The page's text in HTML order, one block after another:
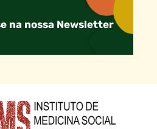
na nossa Newsletter